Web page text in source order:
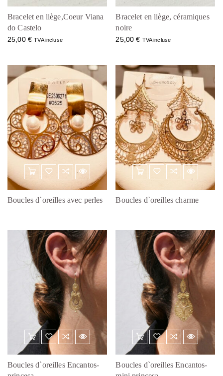
Bracelet en liège,Coeur Viana
do Castelo
25,00 € TVA incluse
Bracelet en liège, céramiques
noire
25,00€ TVA incluse
Boucles d`oreilles avec perles Boucles d`oreilles charme
Boucles d`oreilles Encantos-
Boucles d`oreilles Encantos-